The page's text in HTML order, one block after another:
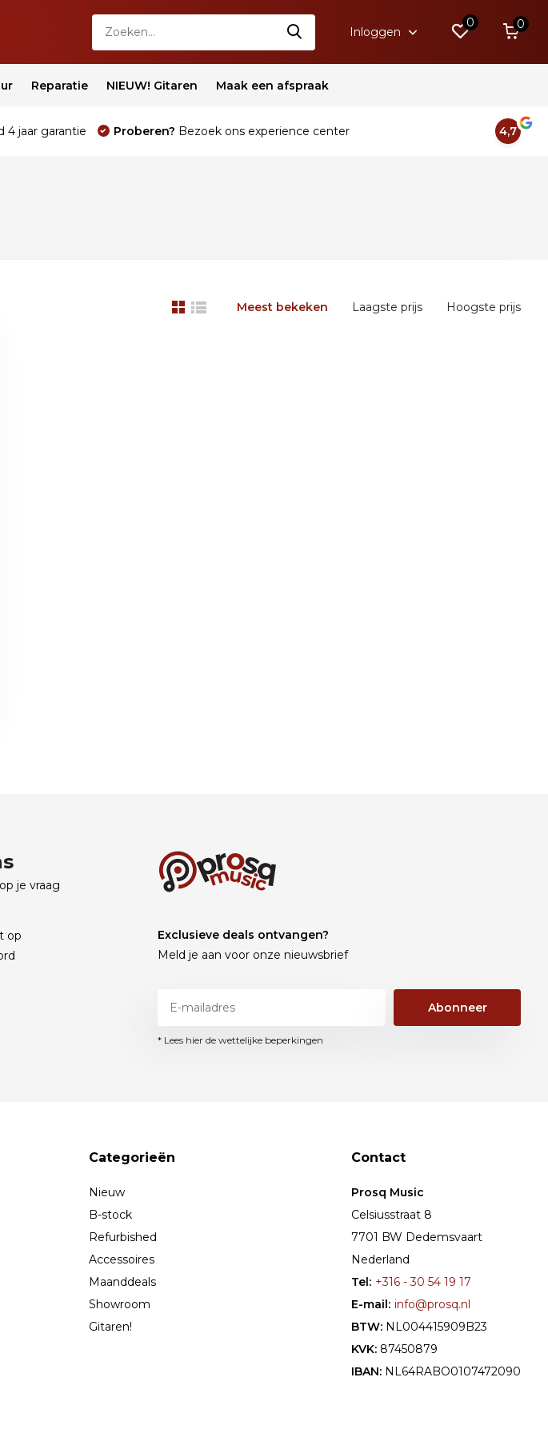
Inloggen
0 0
Reparatie NIEUW! Gitaren Maak een afspraak
4 jaar garantie Proberen? Bezoek ons experience center 4,7
Meest bekeken Laagste prijs Hoogste prijs
je vraag
op
Exclusieve deals ontvangen?
Meld je aan voor onze nieuwsbrief
Abonneer
* Lees hier de wettelijke beperkingen
Categorieën
Nieuw
B-stock
Refurbished
Accessoires
Maanddeals
Showroom
Gitaren!
Contact
Prosq Music
Celsiusstraat 8
7701 BW Dedemsvaart
Nederland
Tel: +316 - 30 54 19 17
E-mail: info@prosq.nl
BTW: NL004415909B23
KVK: 87450879
IBAN: NL64RABO0107472090